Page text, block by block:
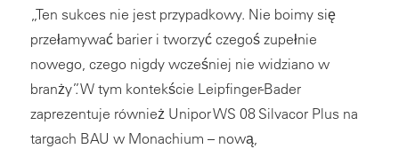
„Ten sukces nie jest przypadkowy. Nie boimy się
przełamywać barier i tworzyć czegoś zupełnie
nowego, czego nigdy wcześniej nie widziano w
branży”. W tym kontekście Leipfinger-Bader
zaprezentuje również Unipor WS 08 Silvacor Plus na
targach BAU w Monachium – nową,